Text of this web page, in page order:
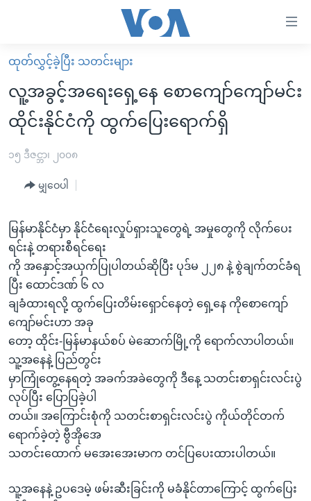
လွယ်ကူ
စေ
သည့်
Link
များ
သို့
ကျော်
ကြည့်
ရန်
ပင်မ
စာမျက်နှာ
ကျော်
ကြည့်
ရှာဖွေ
မူလစာမျက်နှာ
မြန်မာ
ကမ္ဘာ့သတင်းများ
နိုင်ငံတကာ
အစ္စရေး-ပါလက်စတိုင်း
ဗွီဒီယို
ရပ်ဝန်းတခု လမ်းတခု အလွန်
အင်္ဂလိပ်စာလေ့လာမယ်
အမေရိကန်သုံးအီဒီယံ
မကြေးမုံရဲ့ အင်္ဂလိပ်စာ
ရုပ်ရှင်ထဲက အင်္ဂလိပ်စာ
သုတပဒေသာ အင်္ဂလိပ်စာ
အပတ်စဉ်ကဏ္ဍများ
ရေဒီယို
တီဗွီ
ရေဒီယိုနှင့်ရုပ်သံ အချက်အလက်များ
ရေဒီယို/တီဗွီအစီအစဉ်
Learning English
ဗွီအိုအေ လူမှုကွန်ယက်များ
ဘာသာစကားများ
ထုတ်လွှင့်ခဲ့ပြီး သတင်းများ
လူ့အခွင့်အရေးရှေ့နေ စောကျော်ကျော်မင်း
ထိုင်းနိုင်ငံကို ထွက်ပြေးရောက်ရှိ
၁၅ ဒီဇင္ဘာ၊ ၂၀၀၈
မျှဝေပါ
မြန်မာနိုင်ငံမှာ နိုင်ငံရေးလှုပ်ရှားသူတွေရဲ့ အမှုတွေကို လိုက်ပေး
ရင်းနဲ့ တရားစီရင်ရေး
ကို အနှောင့်အယှက်ပြုပါတယ်ဆိုပြီး ပုဒ်မ ၂၂၈ နဲ့ စွဲချက်တင်ခံရ
ပြီး ထောင်ဒဏ် ၆ လ
ချခံထားရလို့ ထွက်ပြေးတိမ်းရှောင်နေတဲ့ ရှေ့နေ ကိုစောကျော်
ကျော်မင်းဟာ အခု
တော့ ထိုင်း-မြန်မာနယ်စပ် မဲဆောက်မြို့ကို ရောက်လာပါတယ်။
သူ့အနေနဲ့ ပြည်တွင်း
မှာကြုံတွေ့နေရတဲ့ အခက်အခဲတွေကို ဒီနေ့ သတင်းစာရှင်းလင်းပွဲ
လုပ်ပြီး ပြောပြခဲ့ပါ
တယ်။ အကြောင်းစုံကို သတင်းစာရှင်းလင်းပွဲ ကိုယ်တိုင်တက်
ရောက်ခဲ့တဲ့ ဗွီအိုအေ
သတင်းထောက် မအေးအေးမာက တင်ပြပေးထားပါတယ်။
သူ့အနေနဲ့ ဥပဒေမဲ့ ဖမ်းဆီးခြင်းကို မခံနိုင်တာကြောင့် ထွက်ပြေး